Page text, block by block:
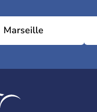
Marseille